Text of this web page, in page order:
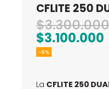
CFLITE 250
$3.300.000
$3.100.000El
-6%
La CFLITE 250